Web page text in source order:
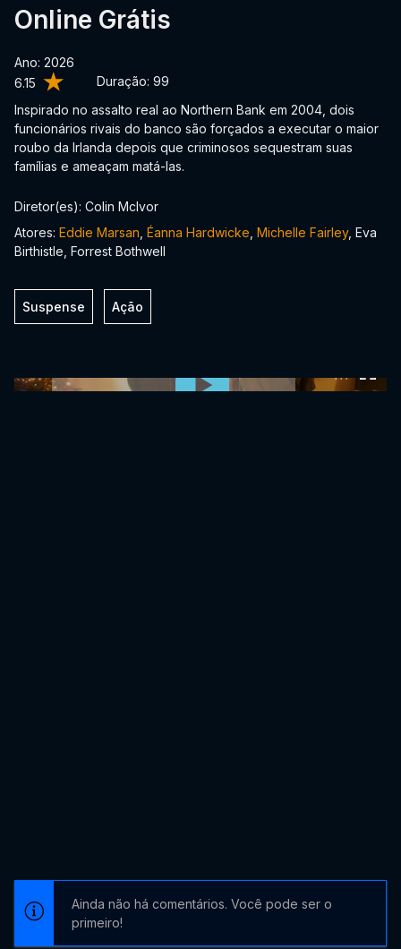
6.15 Duração: 99
Online Grátis
Ano: 2026
Inspirado no assalto real ao Northern Bank em 2004, dois
funcionários rivais do banco são forçados a executar o maior
roubo da Irlanda depois que criminosos sequestram suas
famílias e ameaçam matá-las.
Diretor(es): Colin McIvor
Atores: Eddie Marsan Éanna Hardwicke Michelle Fairley, Eva
Birthistle, Forrest Bothwell
Suspense Ação
Ainda não há comentários. Você pode ser o
primeiro!